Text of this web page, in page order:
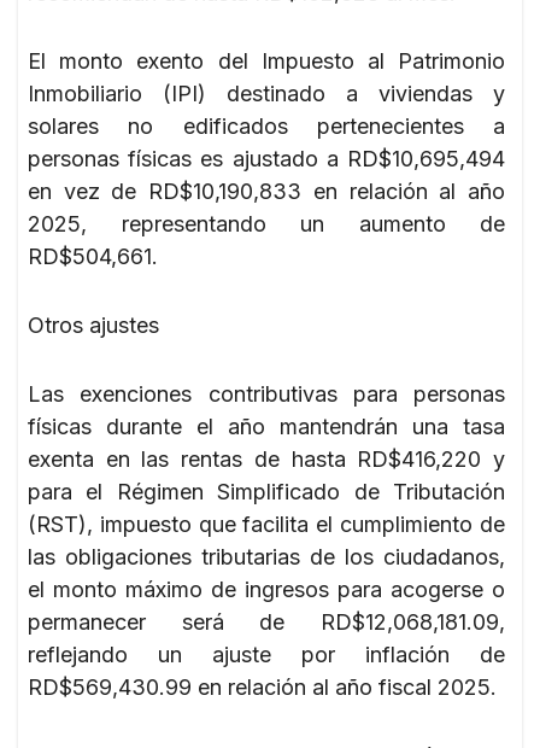
El monto exento del Impuesto al Patrimonio
Inmobiliario (IPI) destinado a viviendas y
solares no edificados pertenecientes a
personas físicas es ajustado a RD$10,695,494
en vez de RD$10,190,833 en relación al año
2025, representando un aumento de
RD$504,661.
Otros ajustes
Las exenciones contributivas para personas
físicas durante el año mantendrán una tasa
exenta en las rentas de hasta RD$416,220 y
para el Régimen Simplificado de Tributación
(RST), impuesto que facilita el cumplimiento de
las obligaciones tributarias de los ciudadanos,
el monto máximo de ingresos para acogerse o
permanecer será de RD$12,068,181.09,
reflejando un ajuste por inflación de
RD$569,430.99 en relación al año fiscal 2025.